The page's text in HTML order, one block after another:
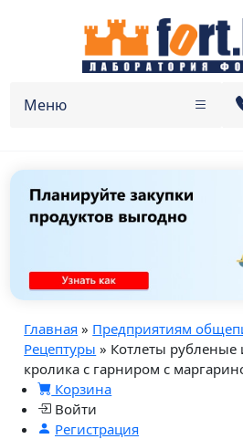
Меню
Главная » Предприятиям
Рецептуры » Котлеты
кролика с гарниром с
Корзина
Войти
Регистрация